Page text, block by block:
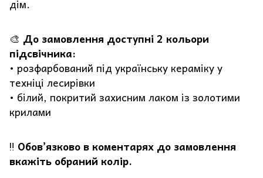
дім.
🎨 До замовлення доступні 2 кольори
підсвічника:
• розфарбований під українську кераміку у
техніці лесирівки
• білий, покритий захисним лаком із золотими
крилами
‼️ Обовʼязково в коментарях до замовлення
вкажіть обраний колір.